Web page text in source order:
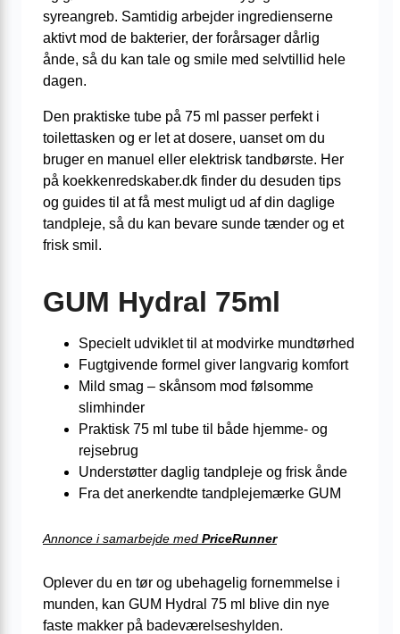
syreangreb. Samtidig arbejder ingredienserne
aktivt mod de bakterier, der forårsager dårlig
ånde, så du kan tale og smile med selvtillid hele
dagen.
Den praktiske tube på 75 ml passer perfekt i
toilettasken og er let at dosere, uanset om du
bruger en manuel eller elektrisk tandbørste. Her
på koekkenredskaber.dk finder du desuden tips
og guides til at få mest muligt ud af din daglige
tandpleje, så du kan bevare sunde tænder og et
frisk smil.
GUM Hydral 75ml
Specielt udviklet til at modvirke mundtørhed
Fugtgivende formel giver langvarig komfort
Mild smag – skånsom mod følsomme
slimhinder
Praktisk 75 ml tube til både hjemme- og
rejsebrug
Understøtter daglig tandpleje og frisk ånde
Fra det anerkendte tandplejemærke GUM
Annonce i samarbejde med PriceRunner
Oplever du en tør og ubehagelig fornemmelse i
munden, kan GUM Hydral 75 ml blive din nye
faste makker på badeværelseshylden.